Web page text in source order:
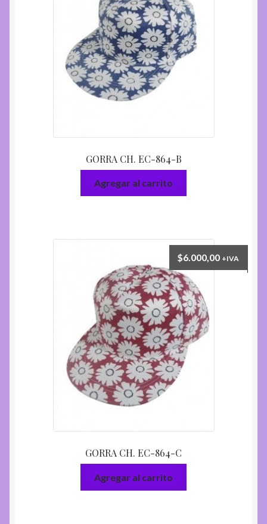
GORRA CH. EC-864-B
Agregar al carrito
GORRA CH. EC-864-C
$6.000,00 +IVA
Agregar al carrito